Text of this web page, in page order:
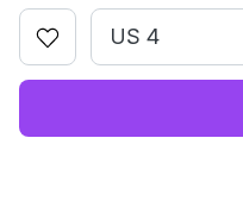
US 4